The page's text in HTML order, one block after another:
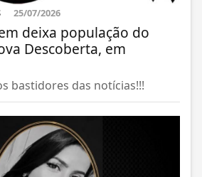
25/07/2026
deixa população do
Descoberta, em
bastidores das notícias!!!